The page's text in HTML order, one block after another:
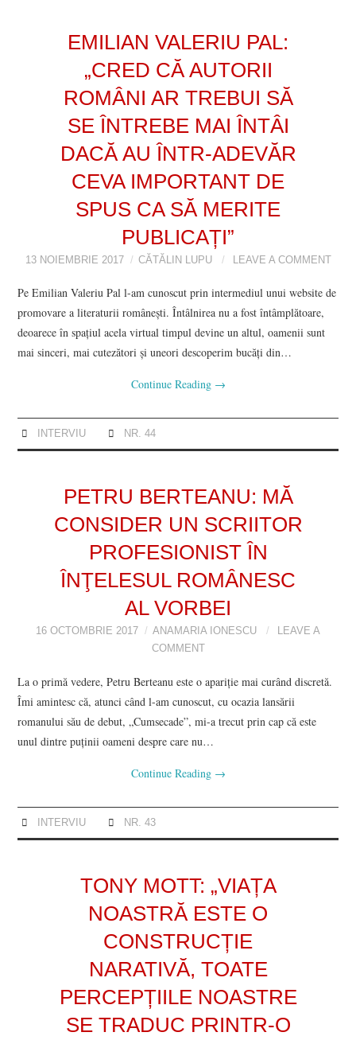
EMILIAN VALERIU PAL:
„CRED CĂ AUTORII
ROMÂNI AR TREBUI SĂ
SE ÎNTREBE MAI ÎNTÂI
DACĂ AU ÎNTR-ADEVĂR
CEVA IMPORTANT DE
SPUS CA SĂ MERITE
PUBLICAȚI”
13 NOIEMBRIE 2017 CĂTĂLIN LUPU LEAVE A COMMENT
Pe Emilian Valeriu Pal l-am cunoscut prin intermediul unui website de
promovare a literaturii românești. Întâlnirea nu a fost întâmplătoare,
deoarece în spațiul acela virtual timpul devine un altul, oamenii sunt
mai sinceri, mai cutezători și uneori descoperim bucăți din…
Continue Reading →
INTERVIU NR. 44
PETRU BERTEANU: MĂ
CONSIDER UN SCRIITOR
PROFESIONIST ÎN
ÎNŢELESUL ROMÂNESC
AL VORBEI
16 OCTOMBRIE 2017 ANAMARIA IONESCU
LEAVE A
COMMENT
La o primă vedere, Petru Berteanu este o apariție mai curând discretă.
Îmi amintesc că, atunci când l-am cunoscut, cu ocazia lansării
romanului său de debut, „Cumsecade”, mi-a trecut prin cap că este
unul dintre puținii oameni despre care nu…
Continue Reading →
INTERVIU NR. 43
TONY MOTT: „VIAȚA
NOASTRĂ ESTE O
CONSTRUCȚIE
NARATIVĂ, TOATE
PERCEPȚIILE NOASTRE
SE TRADUC PRINTR-O